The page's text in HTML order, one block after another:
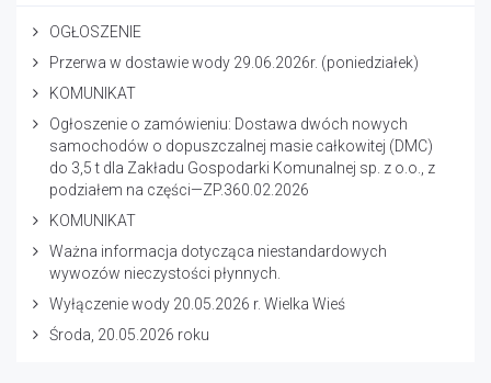
OGŁOSZENIE
Przerwa w dostawie wody 29.06.2026r. (poniedziałek)
KOMUNIKAT
Ogłoszenie o zamówieniu: Dostawa dwóch nowych
samochodów o dopuszczalnej masie całkowitej (DMC)
do 3,5 t dla Zakładu Gospodarki Komunalnej sp. z o.o., z
podziałem na części—ZP.360.02.2026
KOMUNIKAT
Ważna informacja dotycząca niestandardowych
wywozów nieczystości płynnych.
Wyłączenie wody 20.05.2026 r. Wielka Wieś
Środa, 20.05.2026 roku